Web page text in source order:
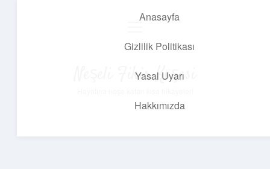
Anasayfa
Gizlilik Politikası
Yasal Uyarı
Hakkımızda
Neşeli Fikir Köşesi